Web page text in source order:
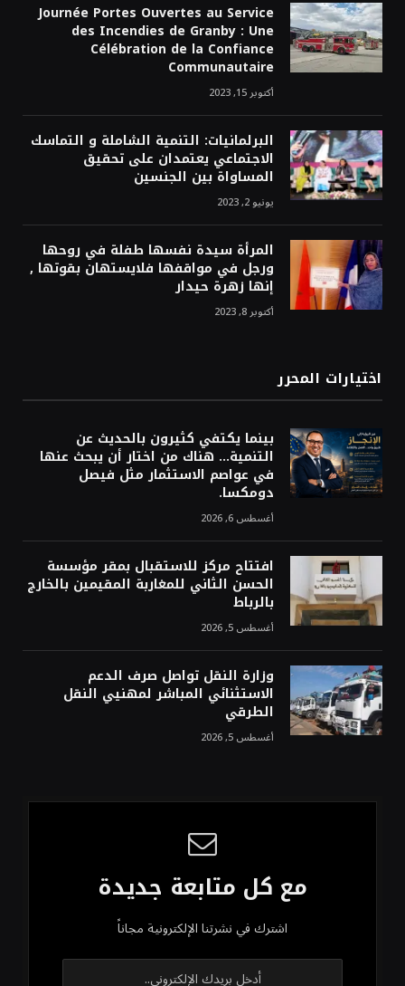
Journée Portes Ouvertes au Service
des Incendies de Granby : Une
Célébration de la Confiance
Communautaire
أكتوبر 15, 2023
البرلمانيات: التنمية الشاملة و التماسك
الاجتماعي يعتمدان على تحقيق
المساواة بين الجنسين
يونيو 2, 2023
المرأة سيدة نفسها طفلة في روحها
ورجل في مواقفها فلايستهان بقوتها ,
إنها زهرة حيدار
أكتوبر 8, 2023
اختيارات المحرر
بينما يكتفي كثيرون بالحديث عن
التنمية… هناك من اختار أن يبحث عنها
في عواصم الاستثمار مثل فيصل
دومكسا.
أغسطس 6, 2026
افتتاح مركز للاستقبال بمقر مؤسسة
الحسن الثاني للمغاربة المقيمين بالخارج
بالرباط
أغسطس 5, 2026
وزارة النقل تواصل صرف الدعم
الاستثنائي المباشر لمهنيي النقل
الطرقي
أغسطس 5, 2026
مع كل متابعة جديدة
اشترك في نشرتنا الإلكترونية مجاناً